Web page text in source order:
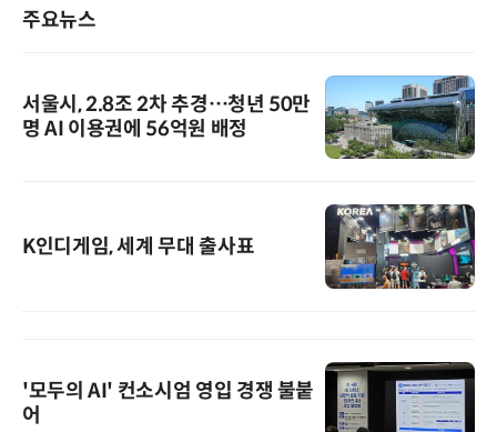
주요뉴스
서울시, 2.8조 2차 추경…청년 50만
명 AI 이용권에 56억원 배정
K인디게임, 세계 무대 출사표
'모두의 AI' 컨소시엄 영입 경쟁 불붙
어